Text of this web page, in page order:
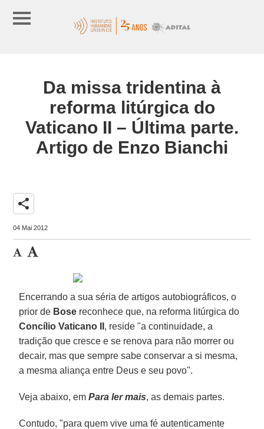
Da missa tridentina à
reforma litúrgica do
Vaticano II – Última parte.
Artigo de Enzo Bianchi
share
04 Mai 2012
Encerrando a sua séria de artigos autobiográficos, o
prior de Bose reconhece que, na reforma litúrgica do
Concílio Vaticano II , reside "a continuidade, a
tradição que cresce e se renova para não morrer ou
decair, mas que sempre sabe conservar a si mesma,
a mesma aliança entre Deus e seu povo".
Veja abaixo, emPara ler mais, as demais partes.
Contudo, "para quem vive uma fé autenticamente